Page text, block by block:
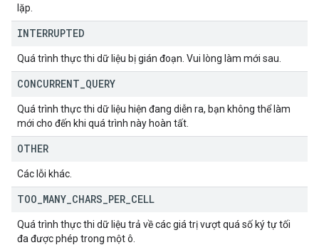
lặp.
INTERRUPTED
Quá trình thực thi dữ liệu bị gián đoạn. Vui lòng làm mới sau.
CONCURRENT QUERY
Quá trình thực thi dữ liệu hiện đang diễn ra, bạn không thể làm
mới cho đến khi quá trình này hoàn tất.
OTHER
Các lỗi khác.
TOO MANY CHARS PER CELL
Quá trình thực thi dữ liệu trả về các giá trị vượt quá số ký tự tối
đa được phép trong một ô.